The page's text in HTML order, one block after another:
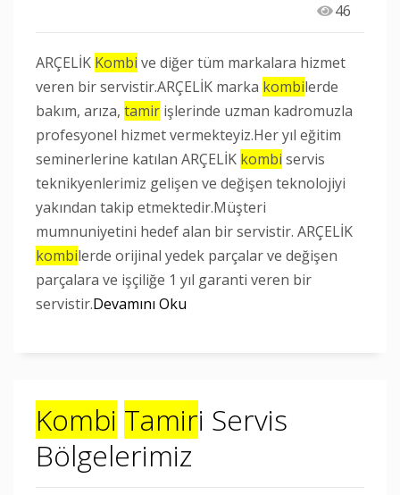
46
ARÇELİK Kombi ve diğer tüm markalara hizmet
veren bir servistir.ARÇELİK marka kombilerde
bakım, arıza, tamir işlerinde uzman kadromuzla
profesyonel hizmet vermekteyiz.Her yıl eğitim
seminerlerine katılan ARÇELİK kombi servis
teknikyenlerimiz gelişen ve değişen teknolojiyi
yakından takip etmektedir.Müşteri
mumnuniyetini hedef alan bir servistir. ARÇELİK
kombilerde orijinal yedek parçalar ve değişen
parçalara ve işçiliğe 1 yıl garanti veren bir
servistir.Devamını Oku
Kombi Tamiri Servis
Bölgelerimiz